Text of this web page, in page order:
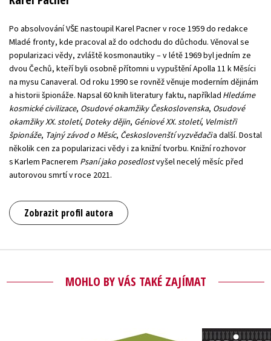
Po absolvování VŠE nastoupil Karel Pacner v roce 1959 do redakce
Mladé fronty, kde pracoval až do odchodu do důchodu. Věnoval se
popularizaci vědy, zvláště kosmonautiky – v létě 1969 byl jedním ze
dvou Čechů, kteří byli osobně přítomni u vypuštění Apolla 11 k Měsíci
na mysu Canaveral. Od roku 1990 se rovněž věnuje moderním dějinám
a historii špionáže. Napsal 60 knih literatury faktu, například Hledáme
kosmické civilizace, Osudové okamžiky Československa, Osudové
okamžiky XX. století, Doteky dějin, Géniové XX. století, Velmistři
špionáže, Tajný závod o Měsíc, Českoslovenští vyzvědačia další. Dostal
několik cen za popularizaci vědy i za knižní tvorbu. Knižní rozhovor
s Karlem Pacnerem Psaní jako posedlostvyšel necelý měsíc před
autorovou smrtí v roce 2021.
Zobrazit profil autora
MOHLO BY VÁS TAKÉ ZAJÍMAT